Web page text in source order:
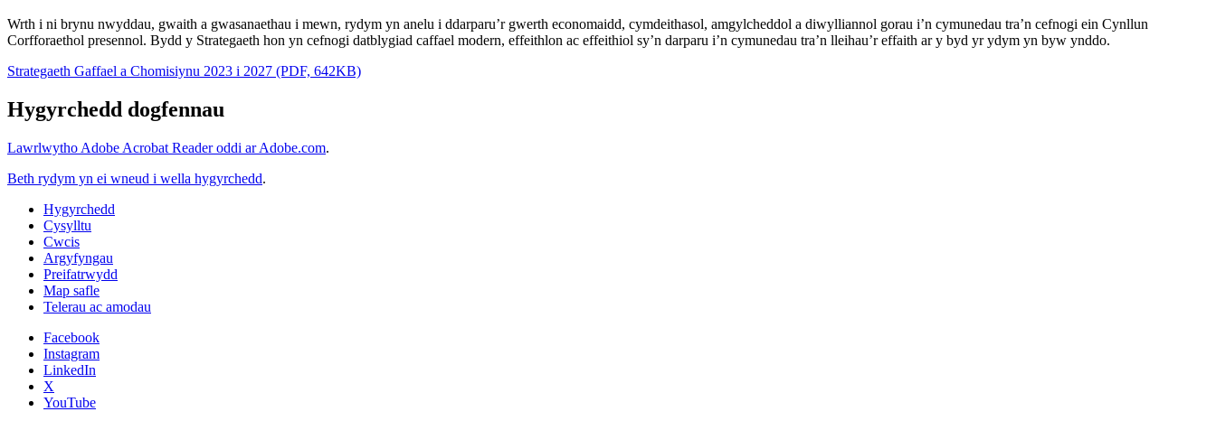
Wrth i ni brynu nwyddau, gwaith a gwasanaethau i mewn, rydym yn anelu i ddarparu’r gwerth economaidd, cymdeithasol, amgylcheddol a diwylliannol gorau i’n cymunedau tra’n cefnogi ein Cynllun
Corfforaethol presennol. Bydd y Strategaeth hon yn cefnogi datblygiad caffael modern, effeithlon ac effeithiol sy’n darparu i’n cymunedau tra’n lleihau’r effaith ar y byd yr ydym yn byw ynddo.
Strategaeth Gaffael a Chomisiynu 2023 i 2027 (PDF, 642KB)
Hygyrchedd dogfennau
Lawrlwytho Adobe Acrobat Reader oddi ar Adobe.com.
Beth rydym yn ei wneud i wella hygyrchedd.
Hygyrchedd
Cysylltu
Cwcis
Argyfyngau
Preifatrwydd
Map safle
Telerau ac amodau
Facebook
Instagram
LinkedIn
X
YouTube